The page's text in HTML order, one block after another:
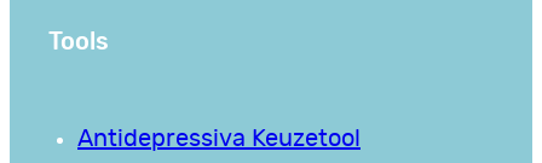
Tools
Antidepressiva Keuzetool